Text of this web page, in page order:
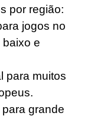
por região:
jogos no
baixo e
para muitos
para grande